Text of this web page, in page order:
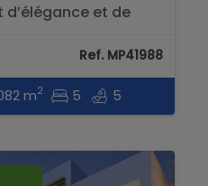
d’élégance et de
Ref. MP41988
m2 5 5